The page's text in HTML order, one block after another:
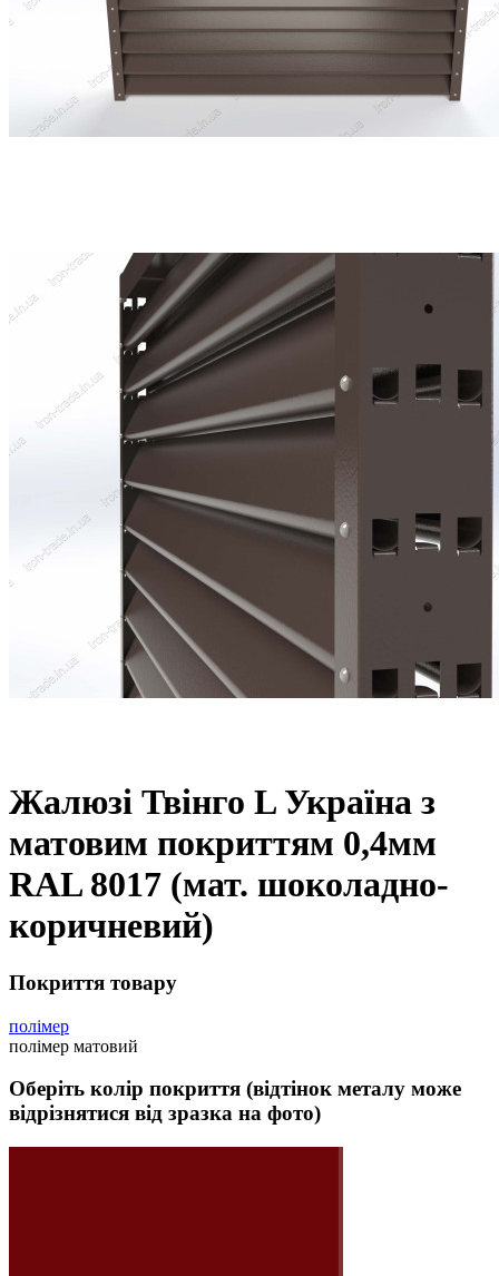
Жалюзі Твінго L Україна з
матовим покриттям 0,4мм
RAL 8017 (мат. шоколадно-
коричневий)
Покриття товару
полімер
полімер матовий
Оберіть колір покриття (відтінок металу може
відрізнятися від зразка на фото)